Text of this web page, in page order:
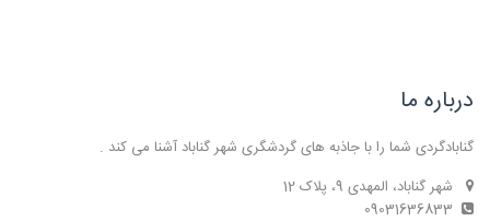
درباره ما
گنابادگردی شما را با جاذبه های گردشگری شهر گناباد آشنا می کند .
شهر گناباد، المهدی 9، پلاک 12